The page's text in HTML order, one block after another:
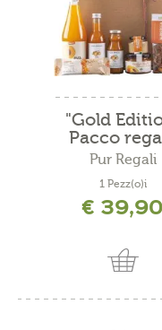
"Gold
Pacco
Pur Regali
1 Pezz(o)i
€ 39,90